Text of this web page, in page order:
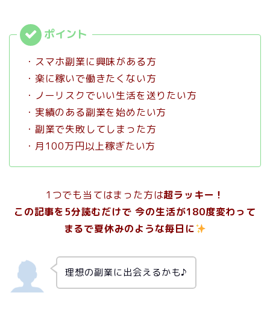
・スマホ副業に興味がある方
・楽に稼いで働きたくない方
・ノーリスクでいい生活を送りたい方
・実績のある副業を始めたい方
・副業で失敗してしまった方
・月100万円以上稼ぎたい方
1つでも当てはまった方は超ラッキー！
この記事を5分読むだけで 今の生活が180度変わって
まるで夏休みのような毎日に
理想の副業に出会えるかも♪